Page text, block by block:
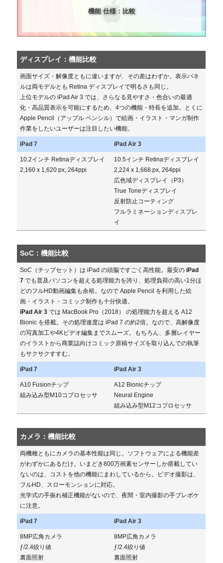
機能 仕様：比較
ディスプレイ：機能比較
画面サイズ・解像度ともに違いますが、その差はわずか。表示パネ
ルは両モデルとも Retina ディスプレイで明るさも同じ。
上位モデルの iPad Air 3 では、さらなる見やすさ・色合いの最適
化・高品質表示を可能にするため、4つの機能・特長を追加。とくに
Apple Pencil（アップル ペンシル）で絵画・イラスト・マンガ制作
作業をしたいユーザーは注目したい機能。
iPad 7 iPad Air 3
10.2インチ Retinaディスプレイ
2,160 x 1,620 px, 264ppi
10.5インチ Retinaディスプレイ
2,224 x 1,668 px, 264ppi
広色域ディスプレイ（P3）
True Toneディスプレイ
反射防止コーティング
フルラミネーションディスプレ
イ
SoC：機能比較
SoC（チップセット）は iPad の頭脳ですごく高性能。最安の iPad
7でも普及パソコンを超える処理能力を誇り、処理負荷の高い1分ほ
どのフルHD動画編集も余裕。なので Apple Pencil を利用した絵
画・イラスト・コミック制作も十分快適。
iPad Air 3では MacBook Pro（2018） の処理能力を超える A12
Bionic を搭載。その処理速度は iPad 7 の約2倍。なので、高解像度
の写真加工や4Kビデオ編集までスムーズ。もちろん、多層レイヤー
のイラストから商業誌向けコミック原稿サイズを取り込んでの執筆
もサクサクすすむ。
iPad 7 iPad Air 3
A10 Fusionチップ
組み込み型M10コプロセッサ
A12 Bionicチップ
Neural Engine
組み込み型M12コプロセッサ
カメラ：機能比較
両機種ともにカメラの基本性能は同じ。ソフトウェアによる機能差
がわずかにあるだけ。いまどき800万画素センサーしか搭載してい
ないのは、コストを他の機能にまわしているから。ビデオ撮影は、
フルHD、スローモンションに対応。
光学式の手振れ補正機能がないので、夜間・室内撮影の手ブレボケ
に注意。
iPad 7 iPad Air 3
8MP広角カメラ
ƒ/2.4絞り値
裏面照射
8MP広角カメラ
ƒ/2.4絞り値
裏面照射